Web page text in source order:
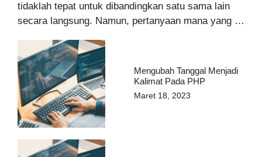
tidaklah tepat untuk dibandingkan satu sama lain
secara langsung. Namun, pertanyaan mana yang …
Mengubah Tanggal Menjadi
Kalimat Pada PHP
Maret 18, 2023